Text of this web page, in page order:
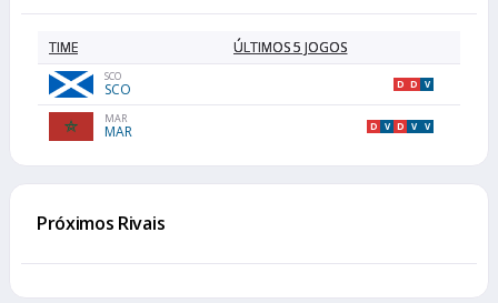
TIME ÚLTIMOS 5 JOGOS
SCO
SCO D D V
MAR
MAR D V D V V
Próximos Rivais